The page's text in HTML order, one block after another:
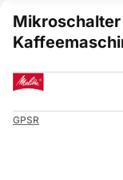
Mikroschalter
GPSR